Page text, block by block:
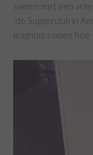
samen met een
de Supperclub in
magnum samen hoe